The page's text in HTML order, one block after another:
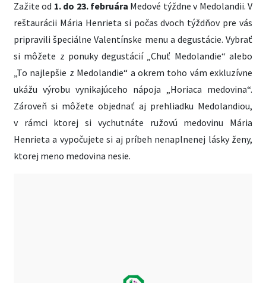
Zažite od 1. do 23. februára Medové týždne v Medolandii. V
reštaurácii Mária Henrieta si počas dvoch týždňov pre vás
pripravili špeciálne Valentínske menu a degustácie. Vybrať
si môžete z ponuky degustácií „Chuť Medolandie“ alebo
„To najlepšie z Medolandie“ a okrem toho vám exkluzívne
ukážu výrobu vynikajúceho nápoja „Horiaca medovina“.
Zároveň si môžete objednať aj prehliadku Medolandiou,
v rámci ktorej si vychutnáte ružovú medovinu Mária
Henrieta a vypočujete si aj príbeh nenaplnenej lásky ženy,
ktorej meno medovina nesie.